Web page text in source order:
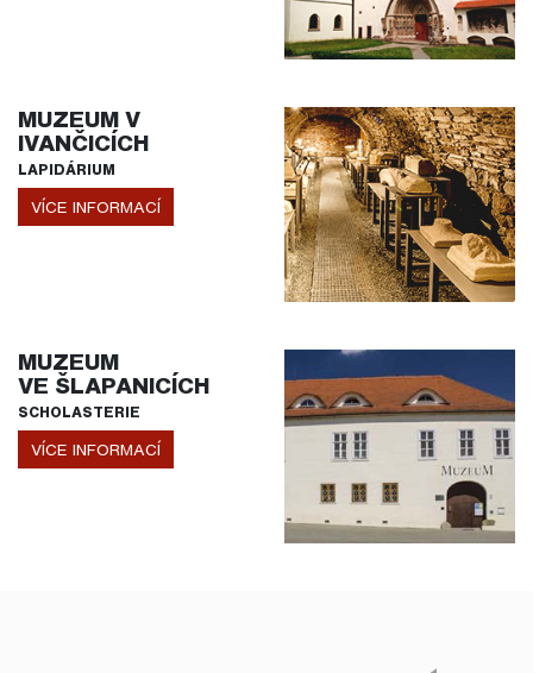
MUZEUM V
IVANČICÍCH
LAPIDÁRIUM
VÍCE INFORMACÍ
MUZEUM
VE ŠLAPANICÍCH
SCHOLASTERIE
VÍCE INFORMACÍ